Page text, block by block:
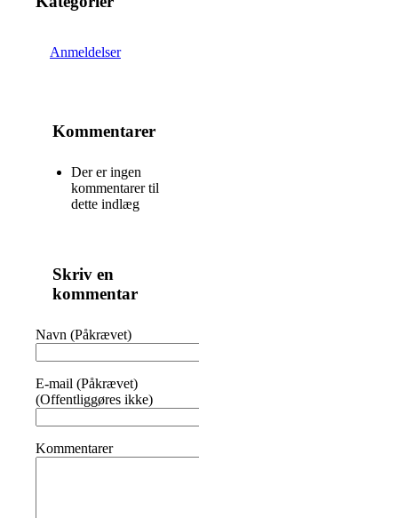
Anmeldelser
Kommentarer
Der er ingen
kommentarer til
dette indlæg
Skriv en
kommentar
Navn (Påkrævet)
E-mail (Påkrævet)
(Offentliggøres ikke)
Kommentarer